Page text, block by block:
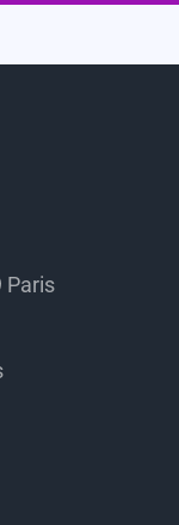
Paris